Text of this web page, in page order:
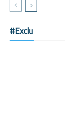
#Exclu